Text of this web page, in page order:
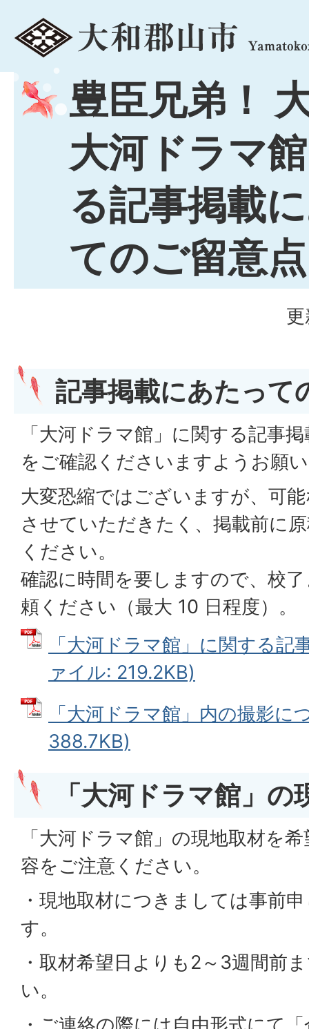
menu
豊臣兄弟！
大河ドラマ
る記事掲載
てのご留意点
記事掲載にあたって
「大河ドラマ館」に関する記事
をご確認くださいますようお願
大変恐縮ではございますが、可
させていただきたく、掲載前に
ください。
確認に時間を要しますので、校
頼ください（最大 10 日程度）。
「大河ドラマ館」に関する記
ァイル: 219.2KB)
「大河ドラマ館」内の撮影に
388.7KB)
「大河ドラマ館」の
「大河ドラマ館」の現地取材を
容をご注意ください。
・現地取材につきましては事前
す。
・取材希望日よりも2～3週間前
い。